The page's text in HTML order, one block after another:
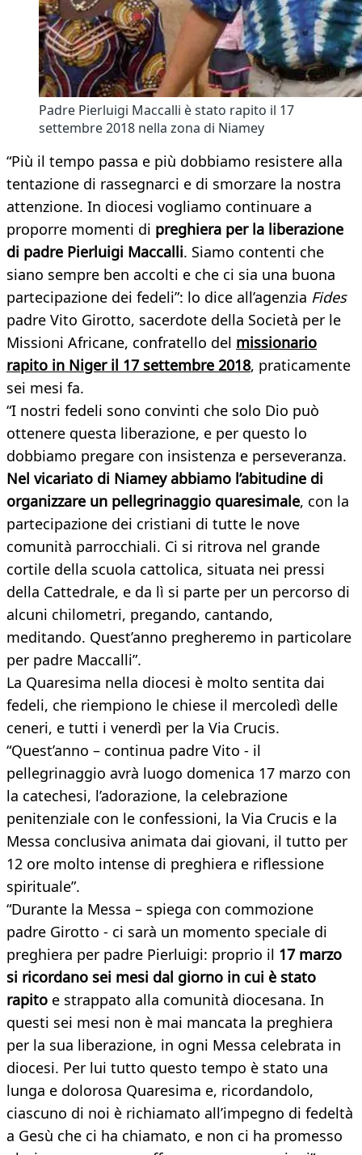
Padre Pierluigi Maccalli è stato rapito il 17
settembre 2018 nella zona di Niamey
“Più il tempo passa e più dobbiamo resistere alla
tentazione di rassegnarci e di smorzare la nostra
attenzione. In diocesi vogliamo continuare a
proporre momenti di preghiera per la liberazione
di padre Pierluigi Maccalli. Siamo contenti che
siano sempre ben accolti e che ci sia una buona
partecipazione dei fedeli”: lo dice all’agenzia Fides
padre Vito Girotto, sacerdote della Società per le
Missioni Africane, confratello del missionario
rapito in Niger il 17 settembre 2018, praticamente
sei mesi fa.
“I nostri fedeli sono convinti che solo Dio può
ottenere questa liberazione, e per questo lo
dobbiamo pregare con insistenza e perseveranza.
Nel vicariato di Niamey abbiamo l’abitudine di
organizzare un pellegrinaggio quaresimale, con la
partecipazione dei cristiani di tutte le nove
comunità parrocchiali. Ci si ritrova nel grande
cortile della scuola cattolica, situata nei pressi
della Cattedrale, e da lì si parte per un percorso di
alcuni chilometri, pregando, cantando,
meditando. Quest’anno pregheremo in particolare
per padre Maccalli”.
La Quaresima nella diocesi è molto sentita dai
fedeli, che riempiono le chiese il mercoledì delle
ceneri, e tutti i venerdì per la Via Crucis.
“Quest’anno – continua padre Vito - il
pellegrinaggio avrà luogo domenica 17 marzo con
la catechesi, l’adorazione, la celebrazione
penitenziale con le confessioni, la Via Crucis e la
Messa conclusiva animata dai giovani, il tutto per
12 ore molto intense di preghiera e riflessione
spirituale”.
“Durante la Messa – spiega con commozione
padre Girotto - ci sarà un momento speciale di
preghiera per padre Pierluigi: proprio il 17 marzo
si ricordano sei mesi dal giorno in cui è stato
rapito e strappato alla comunità diocesana. In
questi sei mesi non è mai mancata la preghiera
per la sua liberazione, in ogni Messa celebrata in
diocesi. Per lui tutto questo tempo è stato una
lunga e dolorosa Quaresima e, ricordandolo,
ciascuno di noi è richiamato all’impegno di fedeltà
a Gesù che ci ha chiamato, e non ci ha promesso